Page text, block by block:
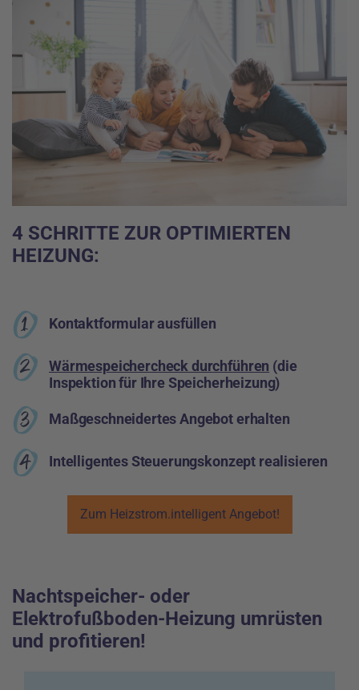
4 SCHRITTE ZUR OPTIMIERTEN
HEIZUNG:
Kontaktformularausfüllen
Wärmespeichercheck durchführen (die
Inspektion für Ihre Speicherheizung)
MaßgeschneidertesAngebot erhalten
IntelligentesSteuerungskonzept realisieren
Zum Heizstrom.intelligent Angebot!
Nachtspeicher- oder
Elektrofußboden-Heizung umrüsten
und profitieren!